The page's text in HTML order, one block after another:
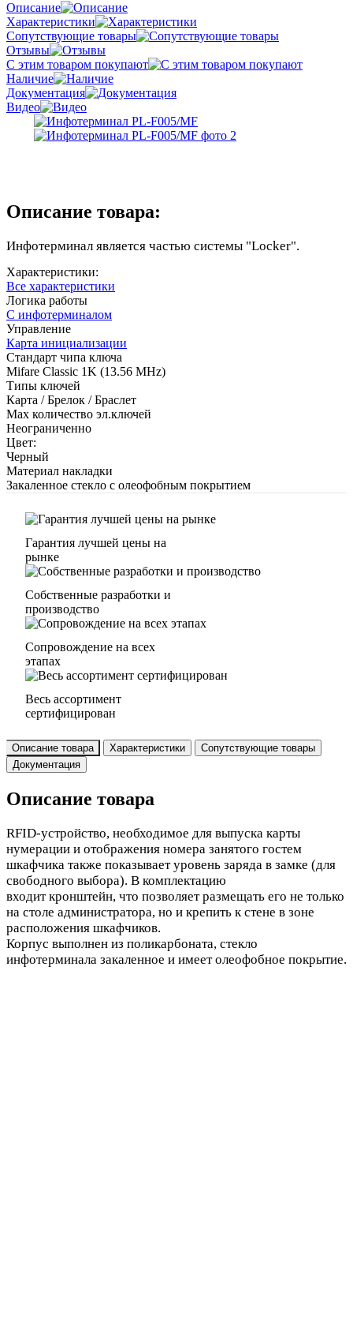
Описание
Характеристики
Сопутствующие товары
Отзывы
С этим товаром покупают
Наличие
Документация
Видео
Описание товара:
Инфотерминал является частью системы "Locker".
Характеристики:
Все характеристики
Логика работы
С инфотерминалом
Управление
Карта инициализации
Стандарт чипа ключа
Mifare Classic 1K (13.56 MHz)
Типы ключей
Карта / Брелок / Браслет
Max количество эл.ключей
Неограниченно
Цвет:
Черный
Материал накладки
Закаленное стекло с олеофобным покрытием
Гарантия лучшей цены на
рынке
Собственные разработки и
производство
Сопровождение на всех
этапах
Весь ассортимент
сертифицирован
Описание товара Характеристики
Сопутствующие товары
Документация
Описание товара
RFID-устройство, необходимое для выпуска карты
нумерации и отображения номера занятого гостем
шкафчика также показывает уровень заряда в замке (для
свободного выбора). В комплектацию
входит кронштейн, что позволяет размещать его не только
на столе администратора, но и крепить к стене в зоне
расположения шкафчиков.
Корпус выполнен из поликарбоната, стекло
инфотерминала закаленное и имеет олеофобное покрытие.